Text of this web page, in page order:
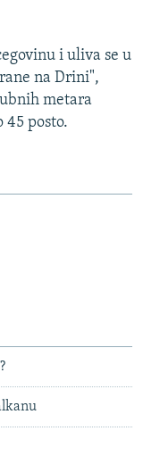
i uliva se u
na Drini",
metara
45 posto.